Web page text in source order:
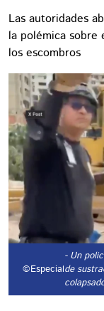
Las autoridades
la polémica sobre
los escombros
©Especial
- Un
de